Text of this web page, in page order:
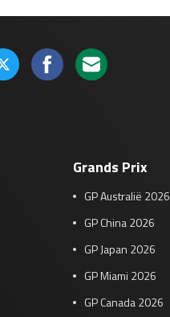
Grands Prix
GP Australië 2026
GP China 2026
GP Japan 2026
GP Miami 2026
GP Canada 2026